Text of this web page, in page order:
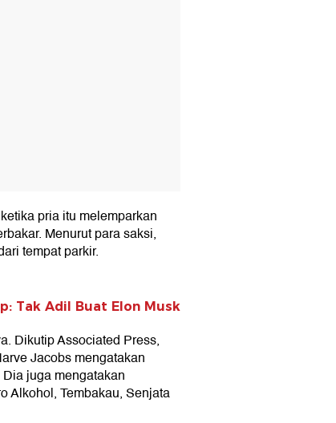
pria itu melemparkan
Menurut para saksi,
tempat parkir.
Tak Adil Buat Elon Musk
Dikutip Associated Press,
Jacobs mengatakan
juga mengatakan
Alkohol, Tembakau, Senjata